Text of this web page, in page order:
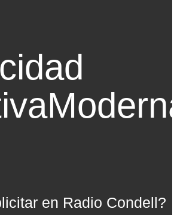
en Radio Condell?